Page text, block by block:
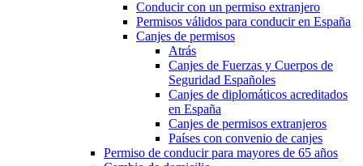
Conducir con un permiso extranjero
Permisos válidos para conducir en España
Canjes de permisos
Atrás
Canjes de Fuerzas y Cuerpos de
Seguridad Españoles
Canjes de diplomáticos acreditados
en España
Canjes de permisos extranjeros
Países con convenio de canjes
Permiso de conducir para mayores de 65 años